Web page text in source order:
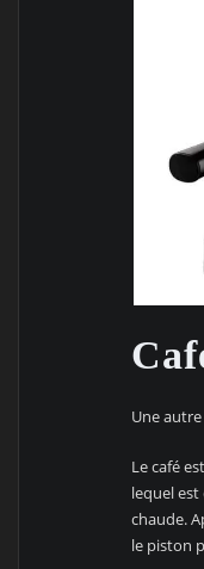
Une
Le café
lequel est
chaude.
le piston